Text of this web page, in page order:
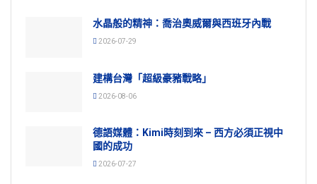
水晶般的精神：喬治奧威爾與西班牙內戰
2026-07-29
建構台灣「超級豪豬戰略」
2026-08-06
德語媒體：Kimi時刻到來 – 西方必須正視中
國的成功
2026-07-27